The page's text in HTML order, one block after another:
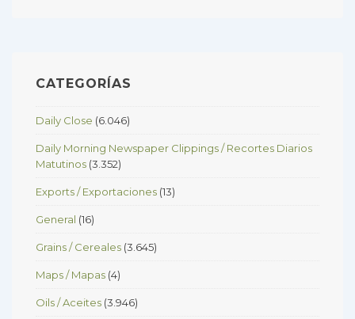
CATEGORÍAS
Daily Close (6.046)
Daily Morning Newspaper Clippings / Recortes Diarios
Matutinos (3.352)
Exports / Exportaciones (13)
General (16)
Grains / Cereales (3.645)
Maps / Mapas (4)
Oils / Aceites (3.946)